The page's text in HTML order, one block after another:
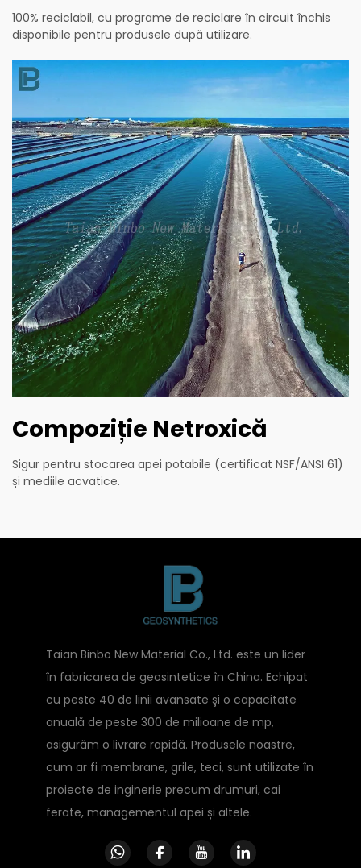
100% reciclabil, cu programe de reciclare în circuit închis
disponibile pentru produsele după utilizare.
Compoziție Netroxică
Sigur pentru stocarea apei potabile (certificat NSF/ANSI 61)
și mediile acvatice.
Taian Binbo New Material Co., Ltd. este un lider
în fabricarea de geosintetice în China. Echipat
cu peste 40 de linii avansate și o capacitate
anuală de peste 300 de milioane de mp,
asigurăm o livrare rapidă. Produsele noastre,
cum ar fi membrane, grile, teci, sunt utilizate în
proiecte de inginerie precum drumuri, cai
ferate, managementul apei și altele.